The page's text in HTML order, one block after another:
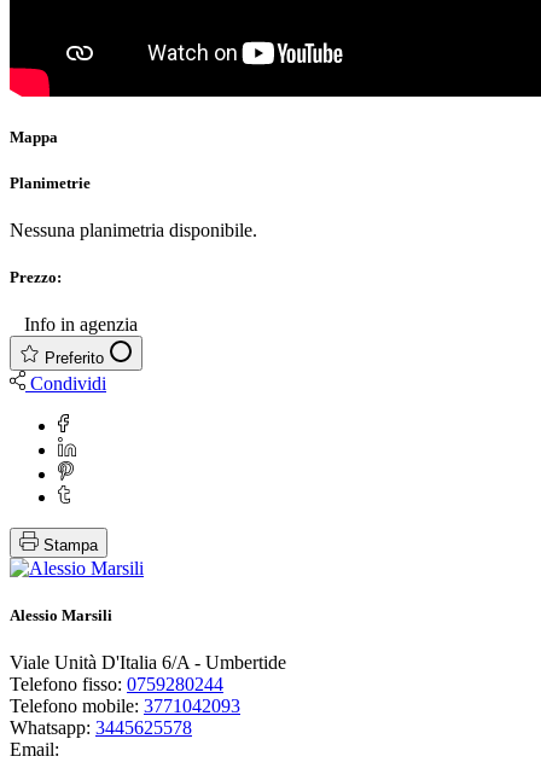
Mappa
Planimetrie
Nessuna planimetria disponibile.
Prezzo:
Info in agenzia
Preferito
Condividi
Stampa
Alessio Marsili
Viale Unità D'Italia 6/A - Umbertide
Telefono fisso: 0759280244
Telefono mobile: 3771042093
Whatsapp: 3445625578
Email: